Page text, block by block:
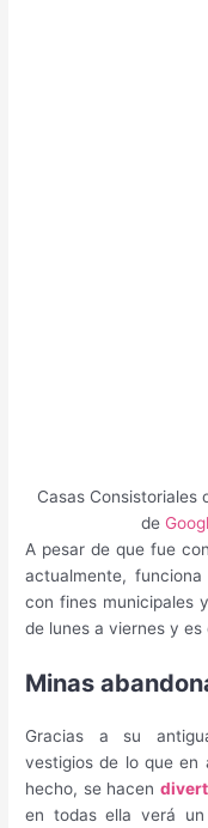
Casas Consistoriales
de
A pesar de que fue
actualmente,
con fines municipales
de lunes a viernes y
Minas
Gracias a su
vestigios de lo que en
hecho, se hacen
en todas ella verá